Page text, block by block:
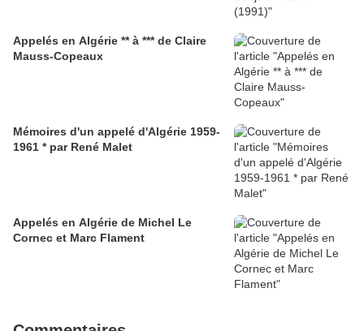
Appelés en Algérie ** à *** de Claire
Mauss-Copeaux
Mémoires d'un appelé d'Algérie 1959-
1961 * par René Malet
Appelés en Algérie de Michel Le
Cornec et Marc Flament